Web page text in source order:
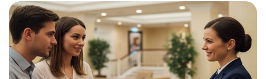
экономит время и создает позитивное
ожидание от проживания.